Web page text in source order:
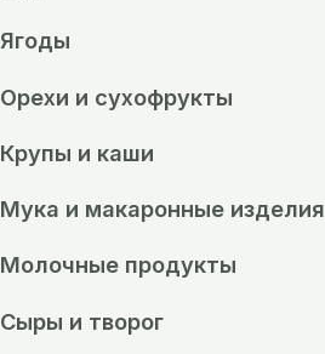
Ягоды
Орехи и сухофрукты
Крупы и каши
Мука и макаронные изделия
Молочные продукты
Сыры и творог